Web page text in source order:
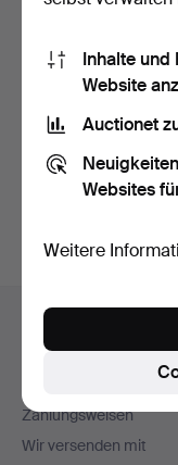
12 Std
127 USD
Sie können auch in
suchen.
Fußzeilen-
Kontakt mit dem
Zahlungsweisen
Wir versenden mit
Inhalte und
Website
Auctionet
Websites
Weitere